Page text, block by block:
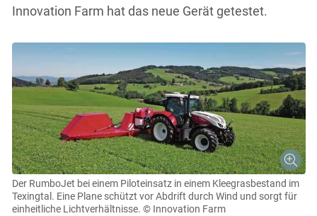
Innovation Farm hat das neue Gerät getestet.
Der RumboJet bei einem Piloteinsatz in einem Kleegrasbestand im
Texingtal. Eine Plane schützt vor Abdrift durch Wind und sorgt für
einheitliche Lichtverhältnisse. © Innovation Farm